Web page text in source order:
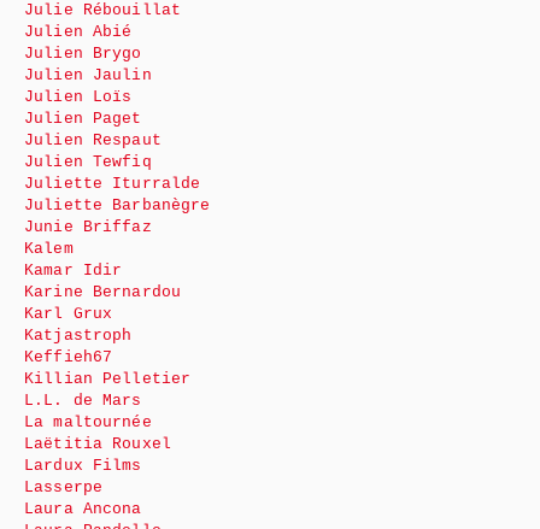
Julie Rébouillat
Julien Abié
Julien Brygo
Julien Jaulin
Julien Loïs
Julien Paget
Julien Respaut
Julien Tewfiq
Juliette Iturralde
Juliette Barbanègre
Junie Briffaz
Kalem
Kamar Idir
Karine Bernardou
Karl Grux
Katjastroph
Keffieh67
Killian Pelletier
L.L. de Mars
La maltournée
Laëtitia Rouxel
Lardux Films
Lasserpe
Laura Ancona